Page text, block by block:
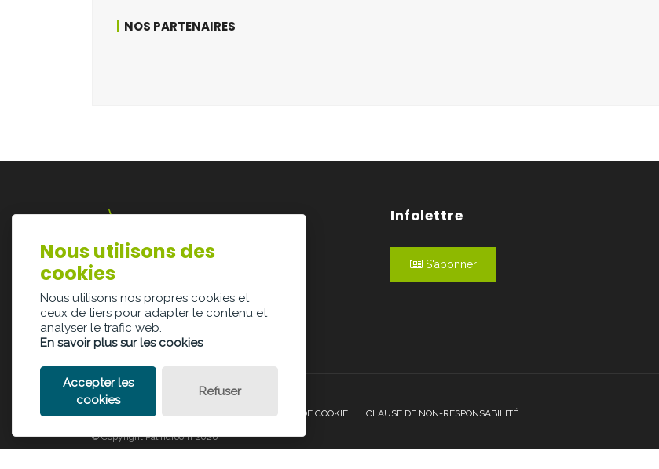
NOS PARTENAIRES
Lazarijstraat 168
3500 Hasselt
Infolettre
S'abonner
POLITIQUE DE CONFIDENTIALITÉ POLITIQUE DE COOKIE CLAUSE DE NON-RESPONSABILITÉ
© Copyright Palindroom 2026
Nous utilisons des
cookies
Nous utilisons nos propres cookies et
ceux de tiers pour adapter le contenu et
analyser le trafic web.
En savoir plus sur les cookies
Accepter les
cookies
Refuser